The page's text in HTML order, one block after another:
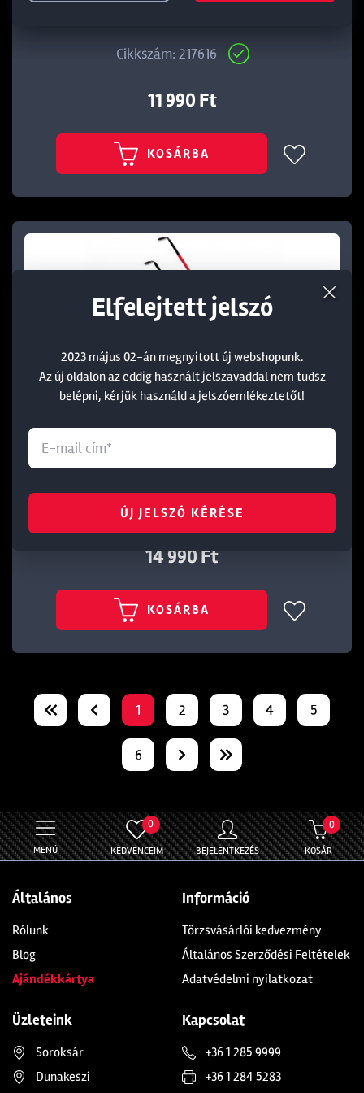
DAIWA TOURNAMENT SLR 4OZ SÁRGA SPICC
Cikkszám: 217616
11 990 Ft
KOSÁRBA
217080
14 990 Ft
KOSÁRBA
1 2 3 4 5
6
MENÜ
0
KEDVENCEIM BEJELENTKEZÉS
0
KOSÁR
Általános
Rólunk
Blog
Ajándékkártya
Információ
Törzsvásárlói kedvezmény
Általános Szerződési Feltételek
Adatvédelmi nyilatkozat
Üzleteink
Soroksár
Dunakeszi
Kapcsolat
+36 1 285 9999
+36 1 284 5283
Elfelejtett jelszó
2023 május 02-án megnyitott új webshopunk.
Az új oldalon az eddig használt jelszavaddal nem tudsz
belépni, kérjük használd a jelszóemlékeztetőt!
ÚJ JELSZÓ KÉRÉSE